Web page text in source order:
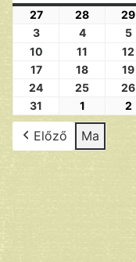
27 28 29
3
4 5
10
11 12
17
18 19
24
25 26
31
1 2
Előző Ma